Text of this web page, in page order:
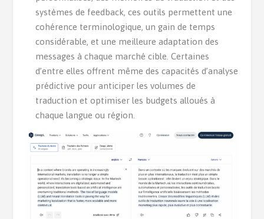
systèmes de feedback, ces outils permettent une
cohérence terminologique, un gain de temps
considérable, et une meilleure adaptation des
messages à chaque marché cible. Certaines
d’entre elles offrent même des capacités d’analyse
prédictive pour anticiper les volumes de
traduction et optimiser les budgets alloués à
chaque langue ou région.